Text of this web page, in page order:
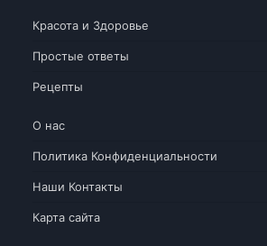
Красота и Здоровье
Простые ответы
Рецепты
О нас
Политика Конфиденциальности
Наши Контакты
Карта сайта